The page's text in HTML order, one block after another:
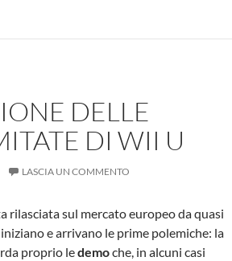
DELLE
DI WII U
LASCIA UN COMMENTO
rilasciata sul mercato europeo da quasi
e arrivano le prime polemiche: la
proprio ledemoche, in alcuni casi